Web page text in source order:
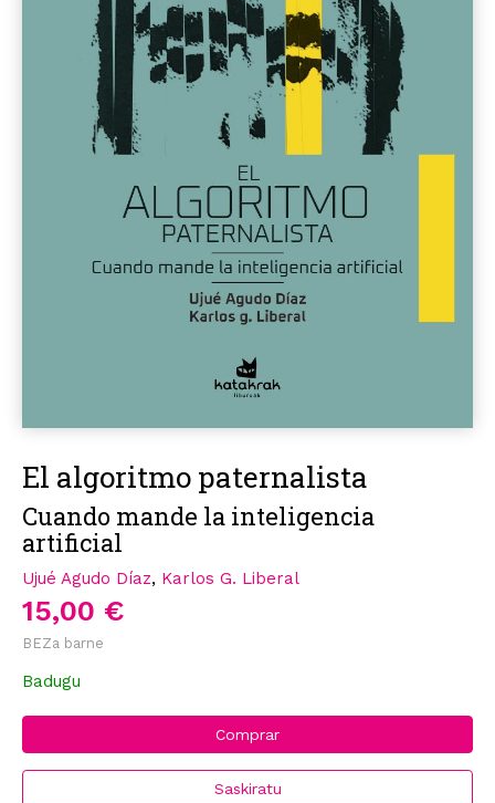
El algoritmo paternalista
Cuando mande la inteligencia
artificial
Ujué Agudo Díaz, Karlos G. Liberal
15,00 €
BEZa barne
Badugu
Comprar
Saskiratu